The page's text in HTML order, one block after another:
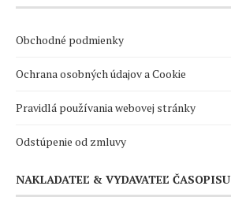
Obchodné podmienky
Ochrana osobných údajov a Cookie
Pravidlá používania webovej stránky
Odstúpenie od zmluvy
NAKLADATEĽ & VYDAVATEĽ ČASOPISU